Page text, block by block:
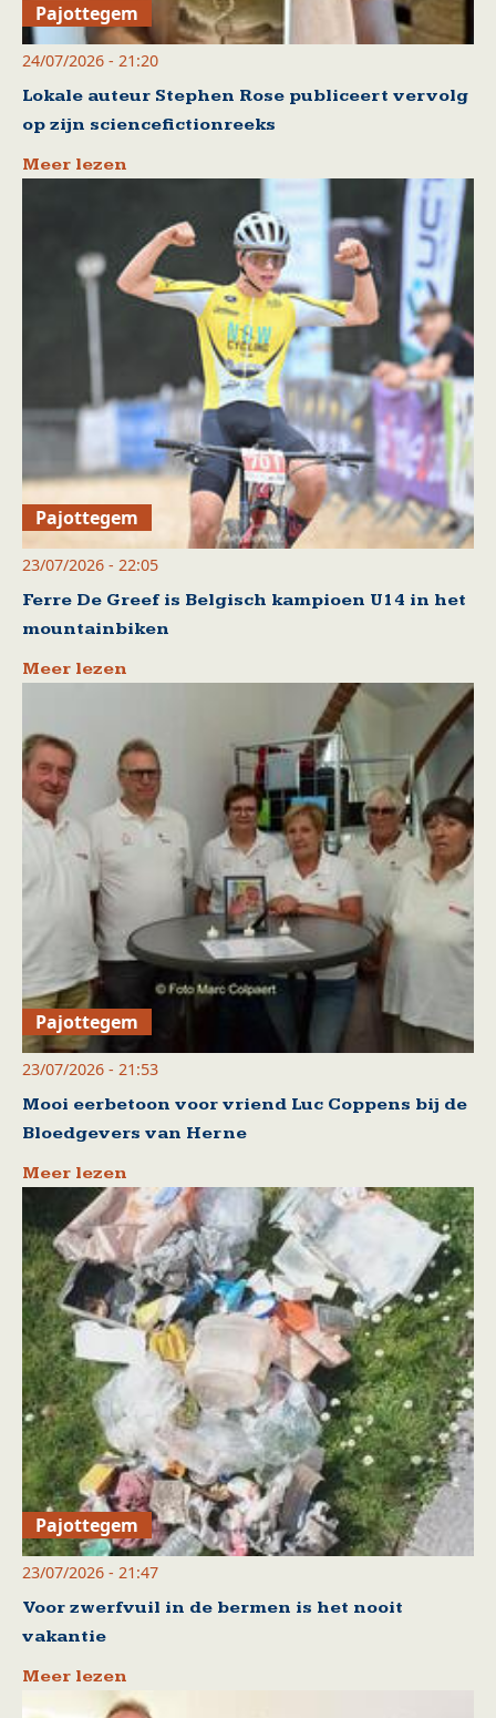
Pajottegem
24/07/2026 - 21:20
Lokale auteur Stephen Rose publiceert vervolg
op zijn sciencefictionreeks
Meer lezen
Pajottegem
23/07/2026 - 22:05
Ferre De Greef is Belgisch kampioen U14 in het
mountainbiken
Meer lezen
Pajottegem
23/07/2026 - 21:53
Mooi eerbetoon voor vriend Luc Coppens bij de
Bloedgevers van Herne
Meer lezen
Pajottegem
23/07/2026 - 21:47
Voor zwerfvuil in de bermen is het nooit
vakantie
Meer lezen